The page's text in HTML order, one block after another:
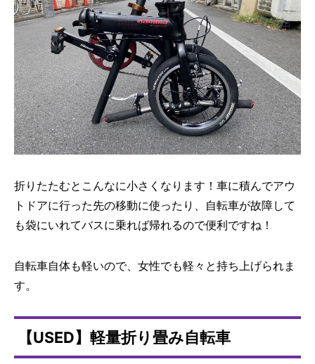
折りたたむとこんなに小さくなります！車に積んでアウ
トドアに行った先の移動に使ったり、自転車が故障して
も袋にいれてバスに乗れば帰れるので便利ですね！
自転車自体も軽いので、女性でも軽々と持ち上げられま
す。
【USED】軽量折り畳み自転車